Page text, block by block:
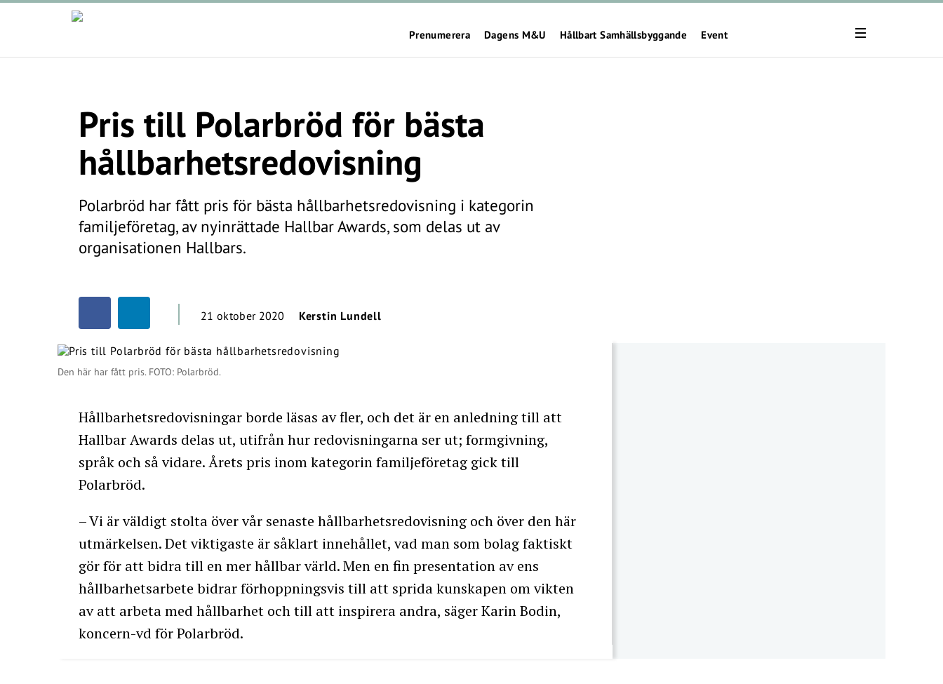
Prenumerera Dagens M&U Hållbart Samhällsbyggande Event
Pris till Polarbröd för bästa
hållbarhetsredovisning
Polarbröd har fått pris för bästa hållbarhetsredovisning i kategorin
familjeföretag, av nyinrättade Hallbar Awards, som delas ut av
organisationen Hallbars.
21 oktober 2020 Kerstin Lundell
Den här har fått pris. FOTO: Polarbröd.
Hållbarhetsredovisningar borde läsas av fler, och det är en anledning till att
Hallbar Awards delas ut, utifrån hur redovisningarna ser ut; formgivning,
språk och så vidare. Årets pris inom kategorin familjeföretag gick till
Polarbröd.
– Vi är väldigt stolta över vår senaste hållbarhetsredovisning och över den här
utmärkelsen. Det viktigaste är såklart innehållet, vad man som bolag faktiskt
gör för att bidra till en mer hållbar värld. Men en fin presentation av ens
hållbarhetsarbete bidrar förhoppningsvis till att sprida kunskapen om vikten
av att arbeta med hållbarhet och till att inspirera andra, säger Karin Bodin,
koncern-vd för Polarbröd.